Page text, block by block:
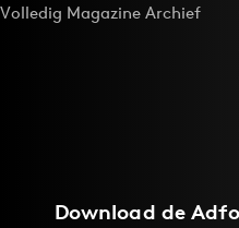
Volledig Magazine Archief
Download de